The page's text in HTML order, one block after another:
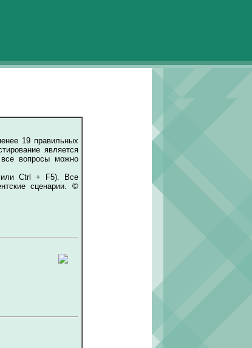
19 правильных
является
вопросы можно
Ctrl + F5). Все
сценарии. ©